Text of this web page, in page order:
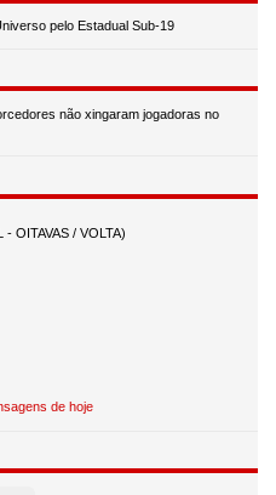
pelo Estadual Sub-19
não xingaram jogadoras no
de hoje